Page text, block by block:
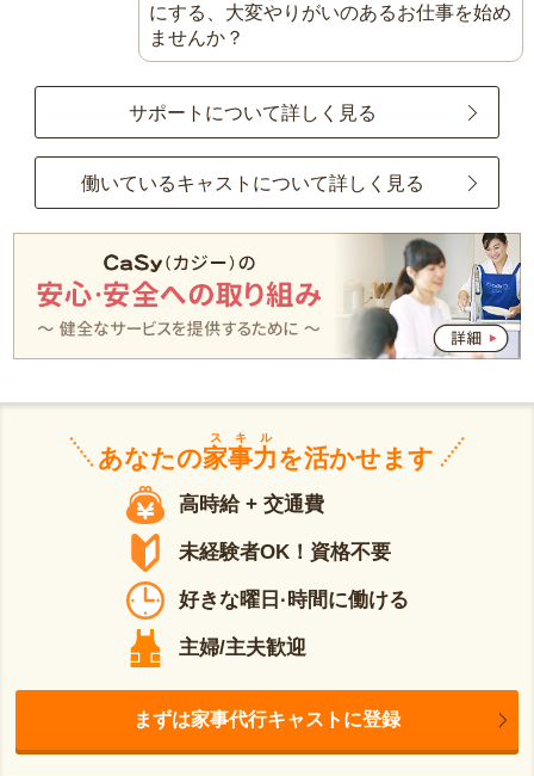
にする、大変やりがいのあるお仕事を始め
ませんか？
サポートについて詳しく見る
働いているキャストについて詳しく見る
あなたの家事力
スキル
を活かせます
高時給 + 交通費
未経験者OK！資格不要
好きな曜日·時間に働ける
主婦/主夫歓迎
まずは家事代行キャストに登録